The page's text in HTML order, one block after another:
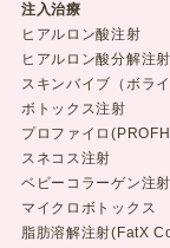
注入治療
ヒアルロン酸注射
ヒアルロン酸分解注射
スキンバイブ（ボライ
ボトックス注射
プロファイロ
スネコス注射
ベビーコラーゲン注射
マイクロボトックス
脂肪溶解注射(FatX